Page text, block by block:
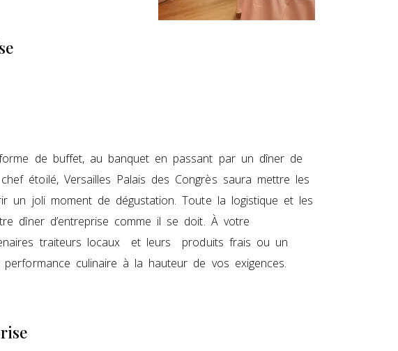
de buffet, au banquet en passant par un dîner de
étoilé, Versailles Palais des Congrès saura mettre les
un joli moment de dégustation. Toute la logistique et les
dîner d’entreprise comme il se doit. À votre
traiteurs locaux et leurs produits frais ou un
culinaire à la hauteur de vos exigences.